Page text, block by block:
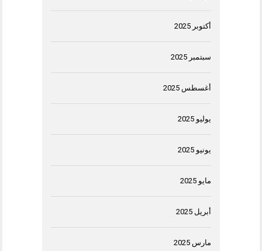
أكتوبر 2025
سبتمبر 2025
أغسطس 2025
يوليو 2025
يونيو 2025
مايو 2025
أبريل 2025
مارس 2025